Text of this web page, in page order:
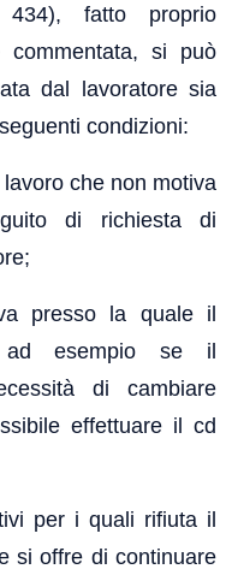
fatto proprio
commentata, si può
dal lavoratore sia
condizioni:
che non motiva
di richiesta di
presso la quale il
ad esempio se il
di cambiare
effettuare il cd
per i quali rifiuta il
si offre di continuare